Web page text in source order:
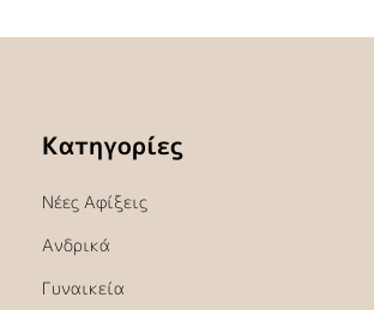
Κατηγορίες
Νέες Αφίξεις
Ανδρικά
Γυναικεία